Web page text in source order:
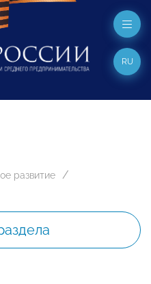
RU
развитие